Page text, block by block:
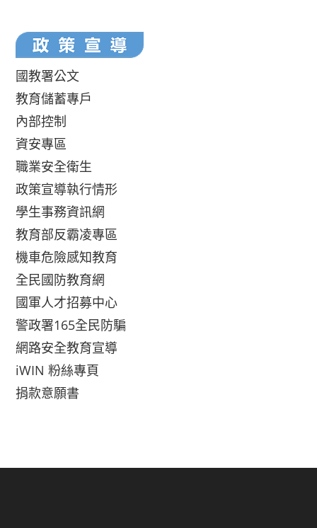
國教署公文
教育儲蓄專戶
內部控制
資安專區
職業安全衛生
政策宣導執行情形
學生事務資訊網
教育部反霸凌專區
機車危險感知教育
全民國防教育網
國軍人才招募中心
警政署165全民防騙
網路安全教育宣導
iWIN 粉絲專頁
捐款意願書